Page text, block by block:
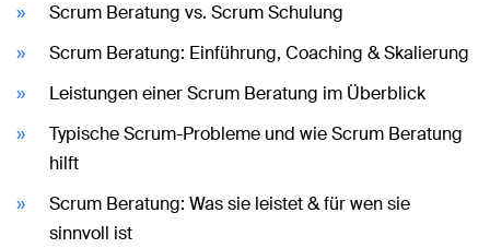
Scrum Beratung vs. Scrum Schulung
Scrum Beratung: Einführung, Coaching & Skalierung
Leistungen einer Scrum Beratung im Überblick
Typische Scrum-Probleme und wie Scrum Beratung
hilft
Scrum Beratung: Was sie leistet & für wen sie
sinnvoll ist